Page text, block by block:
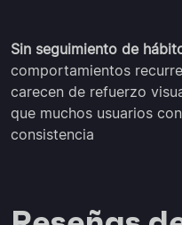
Sin seguimiento de
comportamientos
carecen de refuerzo
que muchos usuarios
consistencia